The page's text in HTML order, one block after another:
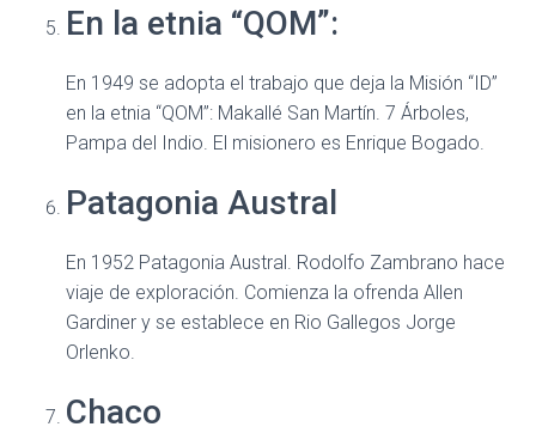
En la etnia “QOM”:
En 1949 se adopta el trabajo que deja la Misión “ID”
en la etnia “QOM”: Makallé San Martín. 7 Árboles,
Pampa del Indio. El misionero es Enrique Bogado.
Patagonia Austral
En 1952 Patagonia Austral. Rodolfo Zambrano hace
viaje de exploración. Comienza la ofrenda Allen
Gardiner y se establece en Rio Gallegos Jorge
Orlenko.
Chaco